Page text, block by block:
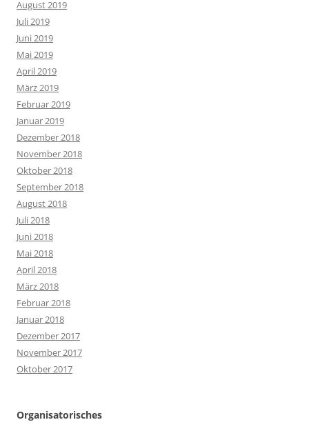
August 2019
Juli 2019
Juni 2019
Mai 2019
April 2019
März 2019
Februar 2019
Januar 2019
Dezember 2018
November 2018
Oktober 2018
September 2018
August 2018
Juli 2018
Juni 2018
Mai 2018
April 2018
März 2018
Februar 2018
Januar 2018
Dezember 2017
November 2017
Oktober 2017
Organisatorisches